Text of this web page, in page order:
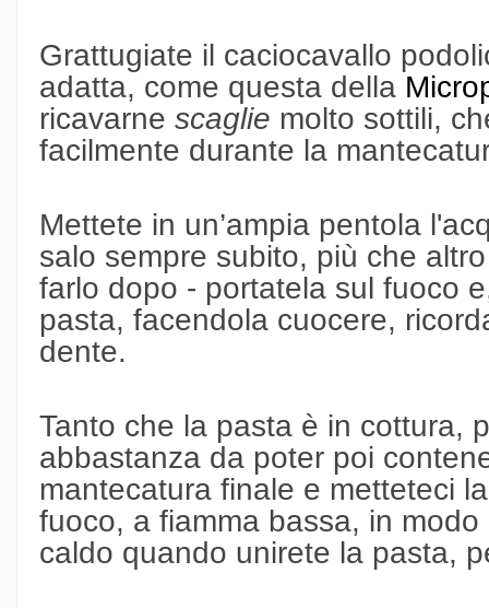
Grattugiate il caciocavallo
adatta, come questa della
ricavarne scaglie molto sottili,
facilmente durante la
Mettete in un’ampia pentola
salo sempre subito, più che
farlo dopo - portatela sul fuoco
pasta, facendola cuocere,
dente.
Tanto che la pasta è in cottura,
abbastanza da poter poi
mantecatura finale e metteteci
fuoco, a fiamma bassa, in
caldo quando unirete la pasta,